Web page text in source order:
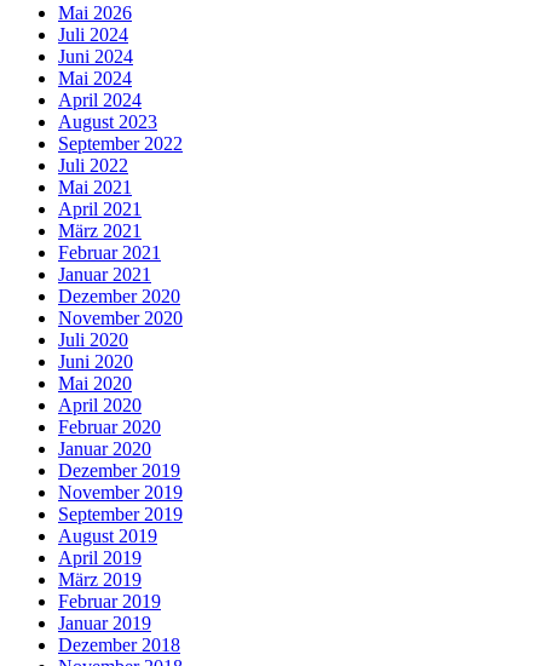
Mai 2026
Juli 2024
Juni 2024
Mai 2024
April 2024
August 2023
September 2022
Juli 2022
Mai 2021
April 2021
März 2021
Februar 2021
Januar 2021
Dezember 2020
November 2020
Juli 2020
Juni 2020
Mai 2020
April 2020
Februar 2020
Januar 2020
Dezember 2019
November 2019
September 2019
August 2019
April 2019
März 2019
Februar 2019
Januar 2019
Dezember 2018